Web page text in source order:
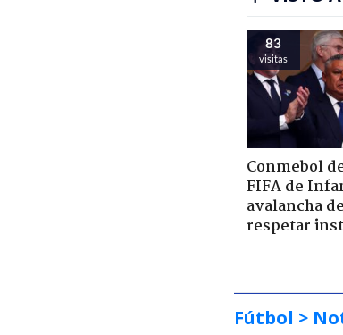
83
visitas
Conmebol
FIFA de
avalancha
respetar
Fútbol >